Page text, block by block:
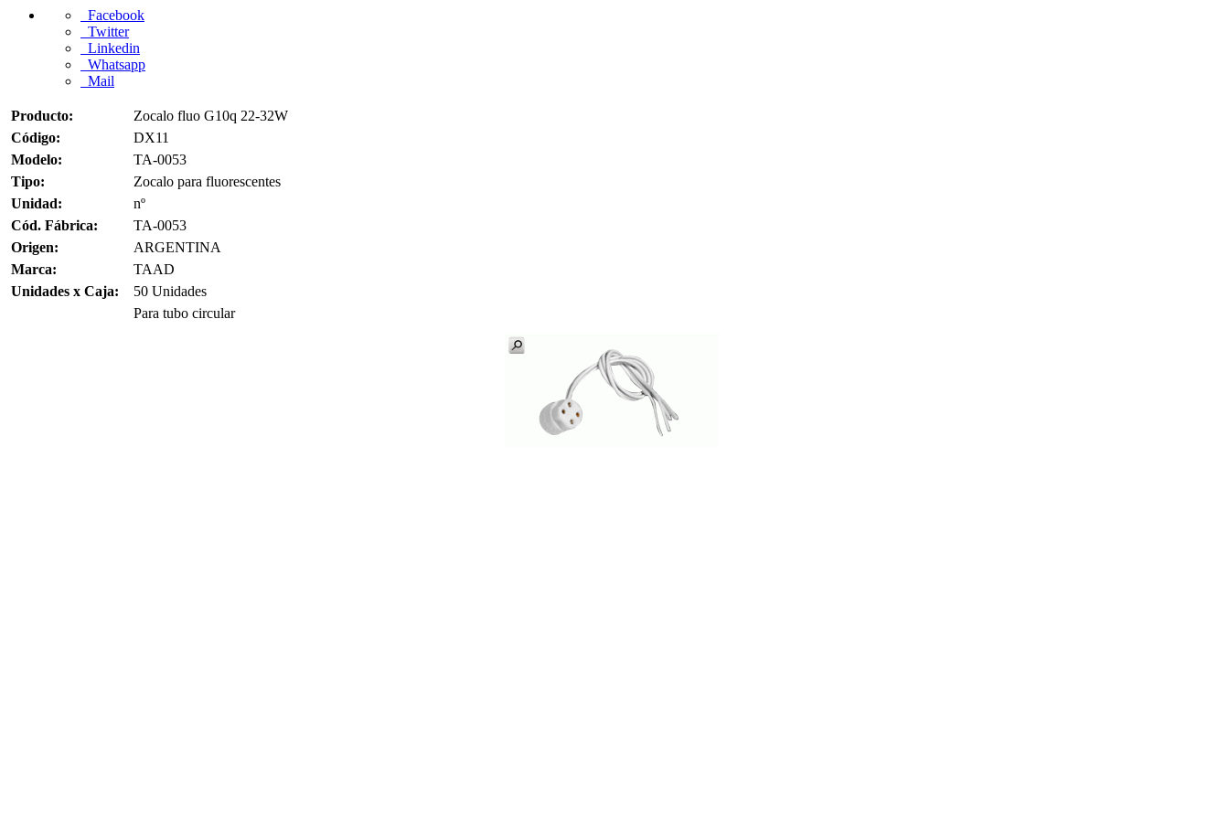
Facebook
Twitter
Linkedin
Whatsapp
Mail
Producto:
Zocalo fluo G10q 22-32W
Código:
DX11
Modelo:
TA-0053
Tipo:
Zocalo para fluorescentes
Unidad:
nº
Cód. Fábrica:
TA-0053
Origen:
ARGENTINA
Marca:
TAAD
Unidades x Caja:
50 Unidades
Para tubo circular